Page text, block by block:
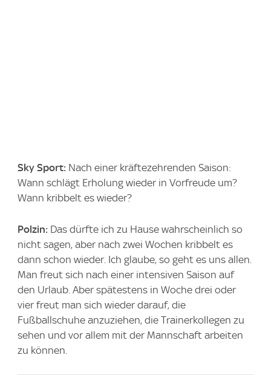
Sky Sport: Nach einer kräftezehrenden Saison:
Wann schlägt Erholung wieder in Vorfreude um?
Wann kribbelt es wieder?
Polzin: Das dürfte ich zu Hause wahrscheinlich so
nicht sagen, aber nach zwei Wochen kribbelt es
dann schon wieder. Ich glaube, so geht es uns allen.
Man freut sich nach einer intensiven Saison auf
den Urlaub. Aber spätestens in Woche drei oder
vier freut man sich wieder darauf, die
Fußballschuhe anzuziehen, die Trainerkollegen zu
sehen und vor allem mit der Mannschaft arbeiten
zu können.